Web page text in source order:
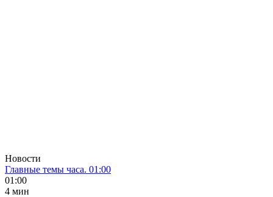
Новости
Главные темы часа. 01:00
01:00
4 мин